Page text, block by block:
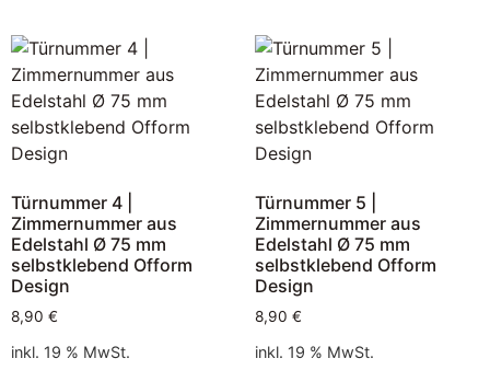
Türnummer 4 |
Zimmernummer aus
Edelstahl Ø 75 mm
selbstklebend Ofform
Design
8,90 €
inkl. 19 % MwSt.
Türnummer 5 |
Zimmernummer aus
Edelstahl Ø 75 mm
selbstklebend Ofform
Design
8,90 €
inkl. 19 % MwSt.